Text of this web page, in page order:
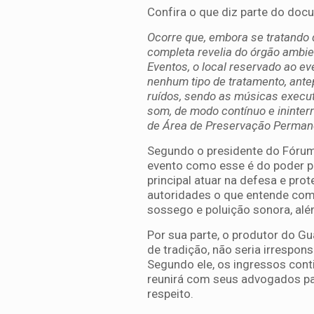
Confira o que diz parte do
Ocorre que, embora se
completa revelia do órgão
Eventos, o local reservado ao
nenhum tipo de tratamento,
ruídos, sendo as músicas
som, de modo contínuo e
de Área de Preservação
Segundo o presidente do
evento como esse é do poder
principal atuar na defesa e
autoridades o que entende
sossego e poluição sonora,
Por sua parte, o produtor do
de tradição, não seria
Segundo ele, os ingressos
reunirá com seus advogados
respeito.